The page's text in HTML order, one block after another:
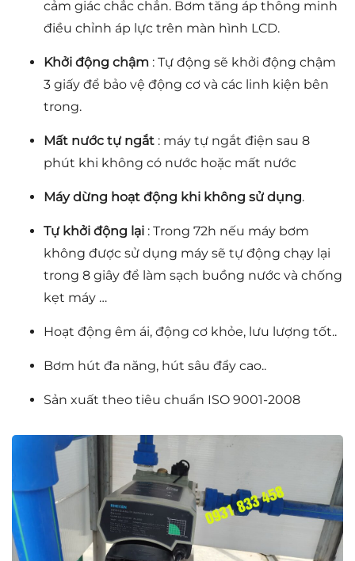
cảm giác chắc chắn. Bơm tăng áp thông minh
điều chỉnh áp lực trên màn hình LCD.
Khởi động chậm : Tự động sẽ khởi động chậm
3 giấy để bảo vệ động cơ và các linh kiện bên
trong.
Mất nước tự ngắt : máy tự ngắt điện sau 8
phút khi không có nước hoặc mất nước
Máy dừng hoạt động khi không sử dụng.
Tự khởi động lại : Trong 72h nếu máy bơm
không được sử dụng máy sẽ tự động chạy lại
trong 8 giây để làm sạch buồng nước và chống
kẹt máy …
Hoạt động êm ái, động cơ khỏe, lưu lượng tốt..
Bơm hút đa năng, hút sâu đẩy cao..
Sản xuất theo tiêu chuẩn ISO 9001-2008